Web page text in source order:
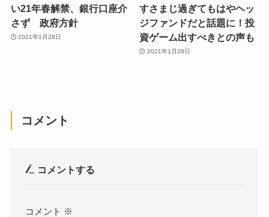
い21年春解禁、銀行口座介
さず 政府方針
2021年1月28日
すさまじ過ぎてもはやヘッ
ジファンドだと話題に！投
資ゲーム出すべきとの声も
2021年1月28日
コメント
コメントする
コメント ※